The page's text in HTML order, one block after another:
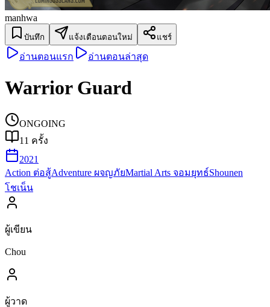
manhwa
บันทึก แจ้งเตือนตอนใหม่ แชร์
อ่านตอนแรก อ่านตอนล่าสุด
Warrior Guard
ONGOING
11 ครั้ง
2021
Action ต่อสู้Adventure ผจญภัยMartial Arts จอมยุทธ์Shounen
โชเน็น
ผู้เขียน
Chou
ผู้วาด